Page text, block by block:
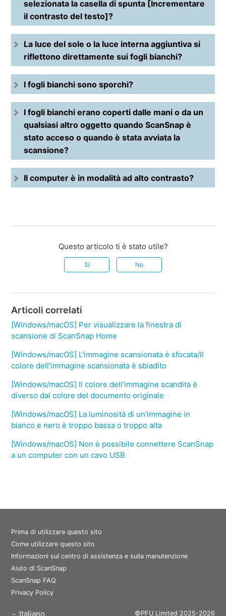
selezionata la casella di spunta [Incrementare
il contrasto del testo]?
La luce del sole o la luce interna aggiuntiva si
riflettono direttamente sui fogli bianchi?
I fogli bianchi sono sporchi?
I fogli bianchi erano coperti dalle mani o da un
qualsiasi altro oggetto quando ScanSnap è
stato acceso o quando è stata avviata la
scansione?
Il computer è in modalità ad alto contrasto?
Questo articolo ti è stato utile?
Sì No
Articoli correlati
[Windows/macOS] Per visualizzare la finestra di
scansione di ScanSnap Home
[Windows/macOS] L'immagine scansionata è sfocata/Il
colore dell'immagine scansionata è sbiadito
[Windows/macOS] Il colore dell'immagine scandita è
diverso dal colore del documento originale
[Windows/macOS] La luminosità di un'immagine in
bianco e nero è troppo bassa o troppo alta
[Windows/macOS] Non è possibile connettere ScanSnap
a un computer con un cavo USB
Prima di utilizzare questo sito
Come utilizzare questo sito
Informazioni sul centro di assistenza e sulla manutenzione
Aiuto di ScanSnap
ScanSnap FAQ
Privacy Policy
Italiano ©PFU Limited 2025-2026